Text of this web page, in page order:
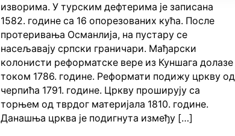
изворима. У турским дефтерима је записанa
1582. године са 16 опорезованих кућа. После
протеривања Османлија, на пустару се
насељавају српски граничари. Мађарски
колонисти реформатске вере из Куншага долазе
током 1786. године. Реформати подижу цркву од
черпића 1791. године. Цркву проширују са
торњем од тврдог материјала 1810. године.
Данашња црква је подигнута између […]